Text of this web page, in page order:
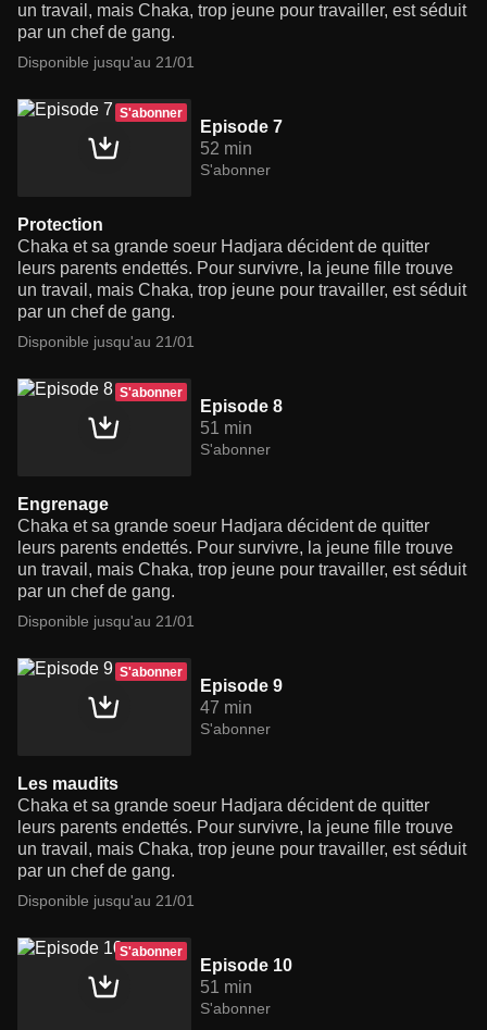
un travail, mais Chaka, trop jeune pour travailler, est séduit
par un chef de gang.
Disponible jusqu'au 21/01
S'abonner
Episode 7
52 min
S'abonner
Protection
Chaka et sa grande soeur Hadjara décident de quitter
leurs parents endettés. Pour survivre, la jeune fille trouve
un travail, mais Chaka, trop jeune pour travailler, est séduit
par un chef de gang.
Disponible jusqu'au 21/01
S'abonner
Episode 8
51 min
S'abonner
Engrenage
Chaka et sa grande soeur Hadjara décident de quitter
leurs parents endettés. Pour survivre, la jeune fille trouve
un travail, mais Chaka, trop jeune pour travailler, est séduit
par un chef de gang.
Disponible jusqu'au 21/01
S'abonner
Episode 9
47 min
S'abonner
Les maudits
Chaka et sa grande soeur Hadjara décident de quitter
leurs parents endettés. Pour survivre, la jeune fille trouve
un travail, mais Chaka, trop jeune pour travailler, est séduit
par un chef de gang.
Disponible jusqu'au 21/01
S'abonner
Episode 10
51 min
S'abonner